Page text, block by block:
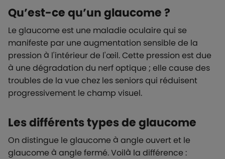
Qu’est-ce qu’un glaucome ?
Le glaucome est une maladie oculaire qui se
manifeste par une augmentation sensible de la
pression à l'intérieur de l'œil. Cette pression est due
à une dégradation du nerf optique ; elle cause des
troubles de la vue chez les seniors qui réduisent
progressivement le champ visuel.
Les différents types de glaucome
On distingue le glaucome à angle ouvert et le
glaucome à angle fermé. Voilà la différence :